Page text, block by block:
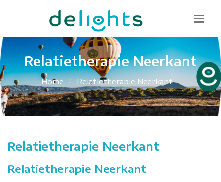
085 130 1482
info@delights.nu
Relatietherapie Neerkant
Home Relatietherapie Neerkant
Relatietherapie Neerkant
Relatietherapie Neerkant